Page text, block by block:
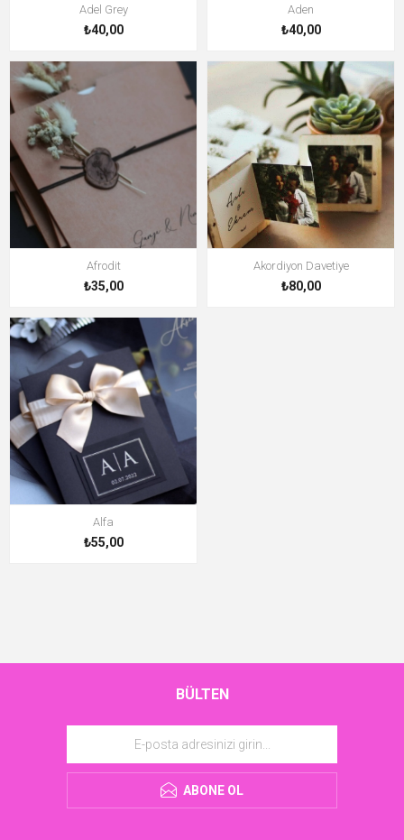
Adel Grey
₺40,00
Aden
₺40,00
Afrodit
₺35,00
Akordiyon Davetiye
₺80,00
Alfa
₺55,00
BÜLTEN
ABONE OL